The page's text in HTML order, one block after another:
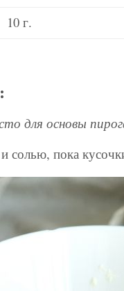
10 г.
для основы
солью, пока